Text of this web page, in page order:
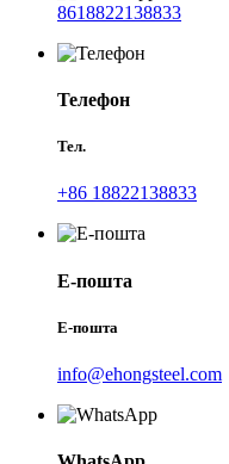
8618822138833
Телефон
Тел.
+86 18822138833
Е-пошта
Е-пошта
info@ehongsteel.com